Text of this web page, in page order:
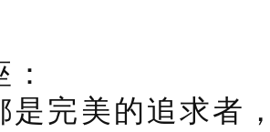
是完美的追求者